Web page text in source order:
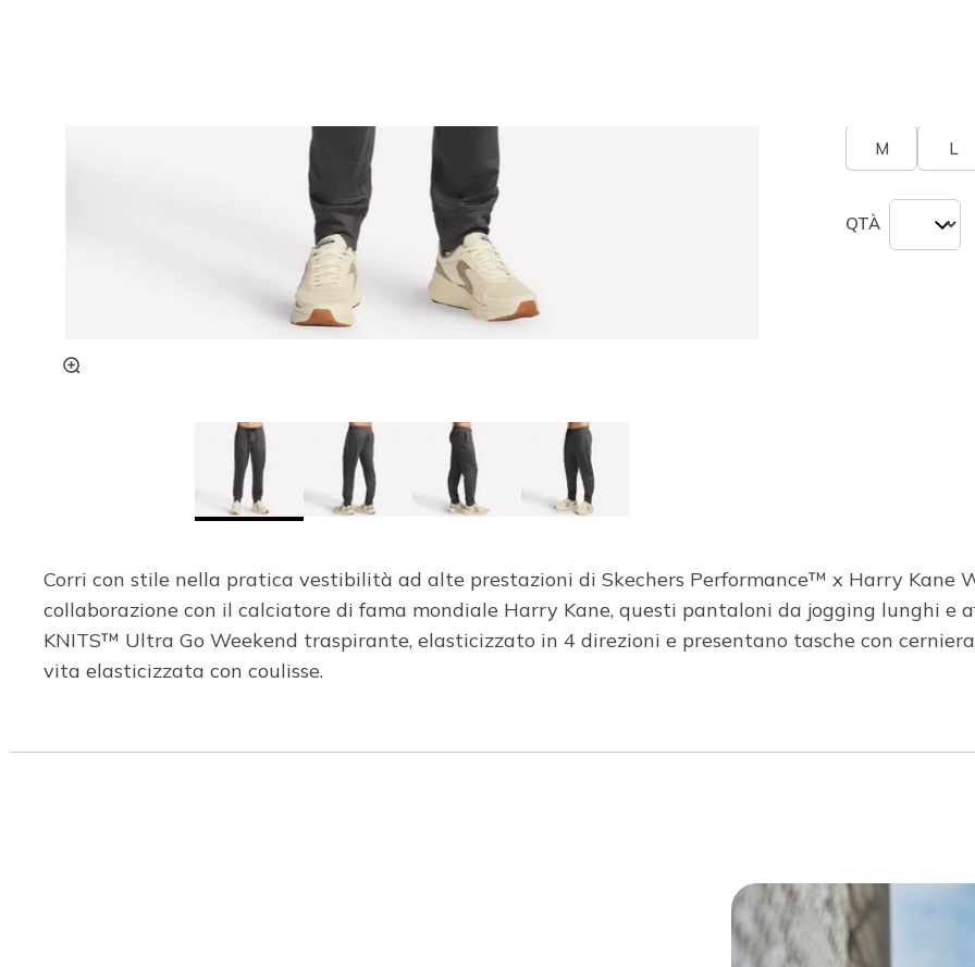
M L
QTÀ
Corri con stile nella pratica vestibilità ad alte prestazioni di Skechers Performance™ x Harry Kane
collaborazione con il calciatore di fama mondiale Harry Kane, questi pantaloni da jogging lunghi e
KNITS™ Ultra Go Weekend traspirante, elasticizzato in 4 direzioni e presentano tasche con
vita elasticizzata con coulisse.